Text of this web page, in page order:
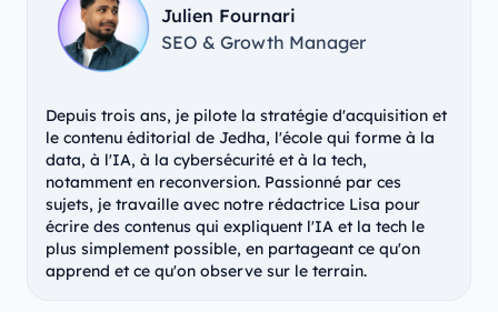
Julien Fournari
SEO & Growth Manager
Depuis trois ans, je pilote la stratégie d'acquisition et
le contenu éditorial de Jedha, l'école qui forme à la
data, à l'IA, à la cybersécurité et à la tech,
notamment en reconversion. Passionné par ces
sujets, je travaille avec notre rédactrice Lisa pour
écrire des contenus qui expliquent l'IA et la tech le
plus simplement possible, en partageant ce qu'on
apprend et ce qu'on observe sur le terrain.